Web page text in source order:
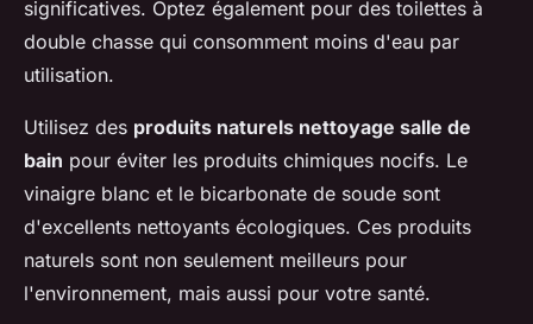
significatives. Optez également pour des toilettes à
double chasse qui consomment moins d'eau par
utilisation.
Utilisez des produits naturels nettoyage salle de
bain pour éviter les produits chimiques nocifs. Le
vinaigre blanc et le bicarbonate de soude sont
d'excellents nettoyants écologiques. Ces produits
naturels sont non seulement meilleurs pour
l'environnement, mais aussi pour votre santé.